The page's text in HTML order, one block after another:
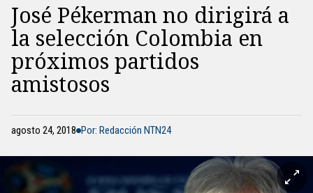
José Pékerman no dirigirá a
la selección Colombia en
próximos partidos
amistosos
agosto 24, 2018 Por: Redacción NTN24